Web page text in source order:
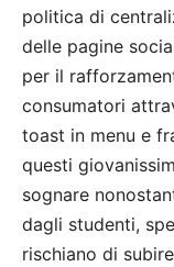
politica di
delle pagine
per il
consumatori
toast in menu e
questi
sognare
dagli studenti,
rischiano di